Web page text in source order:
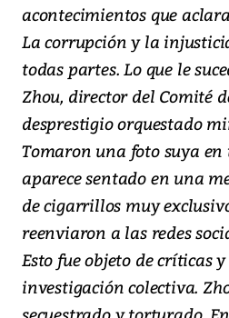
acontecimientos que
La corrupción y la
todas partes. Lo que le
Zhou, director del Comité
desprestigio orquestado
Tomaron una foto suya en
aparece sentado en una
de cigarrillos muy
reenviaron a las redes
Esto fue objeto de críticas
investigación colectiva.